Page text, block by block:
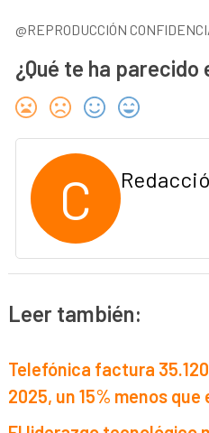
@REPRODUCCIÓN
¿Qué te ha
C
Leer también:
Telefónica factura
2025, un 15% menos que